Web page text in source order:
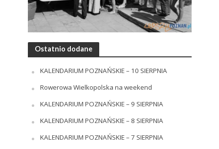
Ostatnio dodane
KALENDARIUM POZNAŃSKIE – 10 SIERPNIA
Rowerowa Wielkopolska na weekend
KALENDARIUM POZNAŃSKIE – 9 SIERPNIA
KALENDARIUM POZNAŃSKIE – 8 SIERPNIA
KALENDARIUM POZNAŃSKIE – 7 SIERPNIA